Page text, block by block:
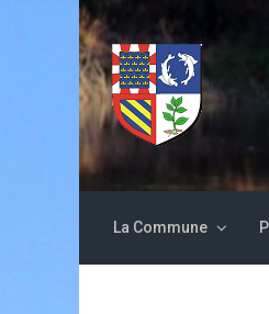
Skip to main content
La Commune